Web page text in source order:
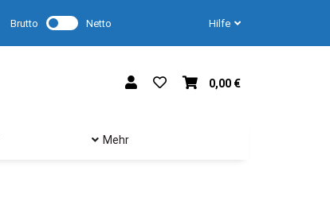
Brutto Netto Hilfe
0,00 €
Mehr